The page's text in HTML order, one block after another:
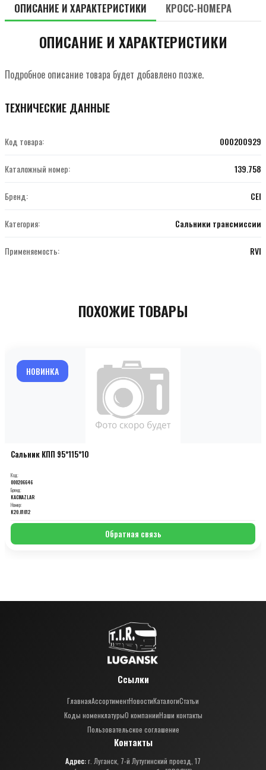
ОПИСАНИЕ И ХАРАКТЕРИСТИКИ КРОСС-НОМЕРА
ОПИСАНИЕ И ХАРАКТЕРИСТИКИ
Подробное описание товара будет добавлено позже.
ТЕХНИЧЕСКИЕ ДАННЫЕ
Код товара: 000200929
Каталожный номер: 139.758
Бренд: CEI
Категория: Сальники трансмиссии
Применяемость: RVI
ПОХОЖИЕ ТОВАРЫ
НОВИНКА
Сальник КПП 95*115*10
Код:
000206646
Бренд:
KACMAZLAR
Номер:
K20.01012
Обратная связь
Ссылки
ГлавнаяАссортиментНовостиКаталогиСтатьи
Коды номенклатурыО компанииНаши контакты
Пользовательское соглашение
Контакты
Адрес:г. Луганск, 7-й Лутугинский проезд, 17